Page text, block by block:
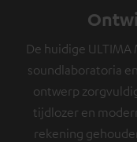
De huidige
soundlaboratoria
ontwerp
tijdlozer en
rekening